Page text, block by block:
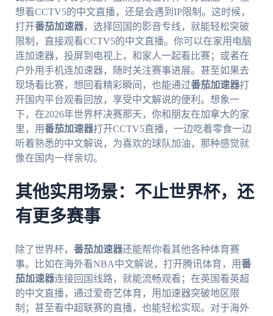
想看CCTV5的中文直播，还是会遇到IP限制。这时候，
打开番茄加速器，选择回国的影音专线，就能轻松突破
限制，直接观看CCTV5的中文直播。你可以在家用电脑
连加速器，投屏到电视上，和家人一起看比赛；或者在
户外用手机连加速器，随时关注赛事进展。甚至如果去
现场看比赛，想回看精彩瞬间，也能通过番茄加速器打
开国内平台观看回放，享受中文解说的便利。想象一
下，在2026年世界杯决赛那天，你和朋友在加拿大的家
里，用番茄加速器打开CCTV5直播，一边吃着零食一边
听着熟悉的中文解说，为喜欢的球队加油，那种感觉就
像在国内一样亲切。
其他实用场景：不止世界杯，还
有更多赛事
除了世界杯， 番茄加速器还能帮你看其他各种体育赛
事。比如在海外看NBA中文解说，打开腾讯体育，用番
茄加速器连接回国线路，就能流畅观看；在英国看英超
的中文直播，通过爱奇艺体育，用加速器突破地区限
制；甚至看中超联赛的直播，也能轻松实现。对于海外